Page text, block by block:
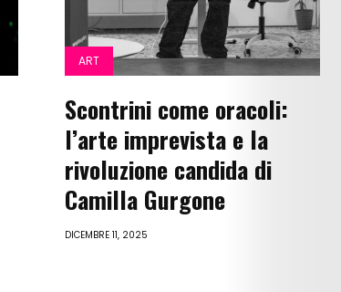
ART
Scontrini come oracoli:
l’arte imprevista e la
rivoluzione candida di
Camilla Gurgone
DICEMBRE 11, 2025